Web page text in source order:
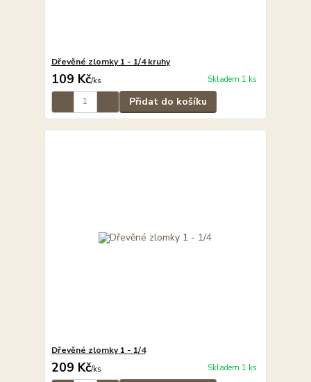
Dřevěné zlomky 1 - 1/4 kruhy
109 Kč/ks Skladem 1 ks
Přidat do košíku
Dřevěné zlomky 1 - 1/4
209 Kč/ks Skladem 1 ks